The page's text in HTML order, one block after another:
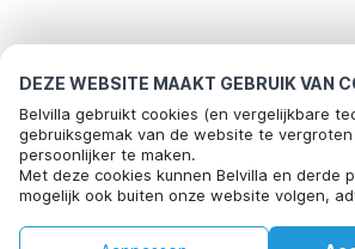
DEZE WEBSITE MAAKT GEBRUIK VAN
Belvilla gebruikt cookies (en vergelijkbare
gebruiksgemak van de website te
persoonlijker te maken.
Met deze cookies kunnen Belvilla en derde
mogelijk ook buiten onze website volgen,
social media.
Meest populaire
vakantie
Top steden met top voorzieningen voor
Kindvriendelijke vakantiehuizen berndorf
Kindvriendelijke vakantiehuizen tessin
Populaire voorzieningen voor vakantie in
Wellness vakantiehuis